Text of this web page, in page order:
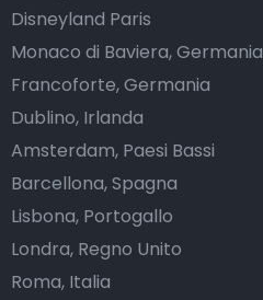
Disneyland Paris
Monaco di Baviera, Germania
Francoforte, Germania
Dublino, Irlanda
Amsterdam, Paesi Bassi
Barcellona, Spagna
Lisbona, Portogallo
Londra, Regno Unito
Roma, Italia